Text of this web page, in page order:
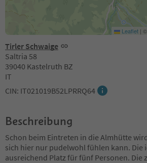
Tirler Schwaige
Saltria 58
39040 Kastelruth BZ
IT
CIN: IT021019B52LPRRQ64
Leaflet | ©
Beschreibung
Schon beim Eintreten in die Almhütte
sich hier nur pudelwohl fühlen kann. Die
ausreichend Platz für fünf Personen. Die